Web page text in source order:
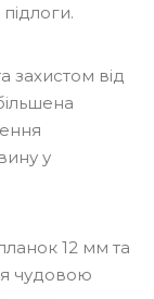
захистом від
у
12 мм та
чудовою